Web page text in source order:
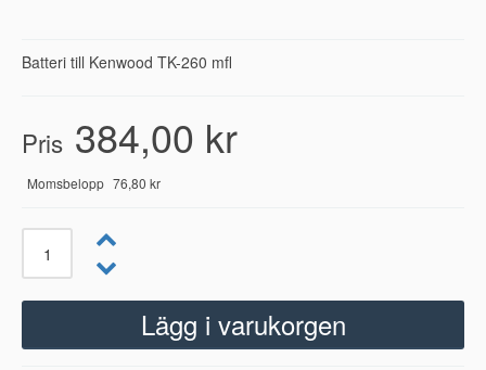
Batteri till Kenwood TK-260 mfl
Pris 384,00 kr
Momsbelopp 76,80 kr